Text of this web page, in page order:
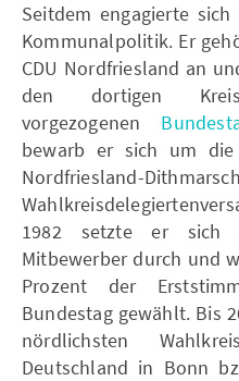
Seitdem engagierte
Kommunalpolitik. Er
CDU Nordfriesland an
den dortigen
vorgezogenen
bewarb er sich um die
Nordfriesland-
1982 setzte er sich
Mitbewerber durch und
Prozent der
Bundestag gewählt. Bis
nördlichsten
Deutschland in Bonn